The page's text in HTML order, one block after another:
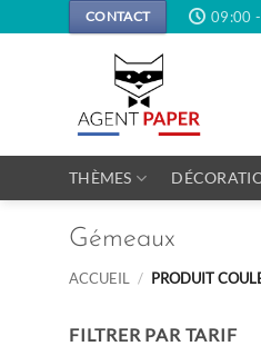
au
CONTACT 09:00
THÈMES
Gémeaux
ACCUEIL / PRODUIT
FILTRER PAR TARIF